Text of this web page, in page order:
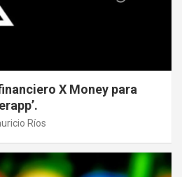
X Money para
Ríos